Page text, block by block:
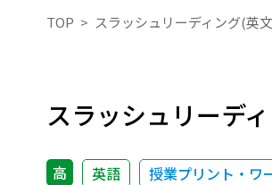
TOP スラッシュリーディング(
スラッシュリーデ
高 英語 授業プリント・ワ